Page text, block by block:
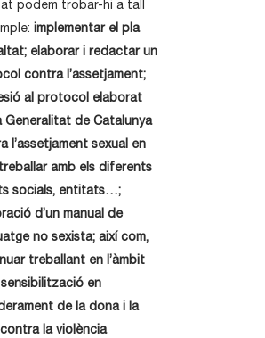
podem trobar-hi a tall
implementar el pla
elaborar i redactar un
contra l’assetjament;
al protocol elaborat
Generalitat de Catalunya
l’assetjament sexual en
treballar amb els diferents
socials, entitats…;
d’un manual de
no sexista; així com,
treballant en l’àmbit
en
de la dona i la
contra la violència